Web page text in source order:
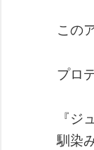
この
プロ
『
馴染